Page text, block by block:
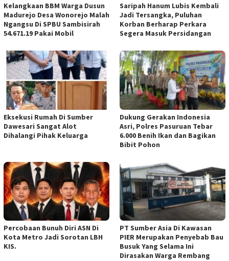
Kelangkaan BBM Warga Dusun
Madurejo Desa Wonorejo Malah
Ngangsu Di SPBU Sambisirah
54.671.19 Pakai Mobil
Saripah Hanum Lubis Kembali
Jadi Tersangka, Puluhan
Korban Berharap Perkara
Segera Masuk Persidangan
Eksekusi Rumah Di Sumber
Dawesari Sangat Alot
Dihalangi Pihak Keluarga
Dukung Gerakan Indonesia
Asri, Polres Pasuruan Tebar
6.000 Benih Ikan dan Bagikan
Bibit Pohon
Percobaan Bunuh Diri ASN Di
Kota Metro Jadi Sorotan LBH
KIS.
PT Sumber Asia Di Kawasan
PIER Merupakan Penyebab Bau
Busuk Yang Selama Ini
Dirasakan Warga Rembang